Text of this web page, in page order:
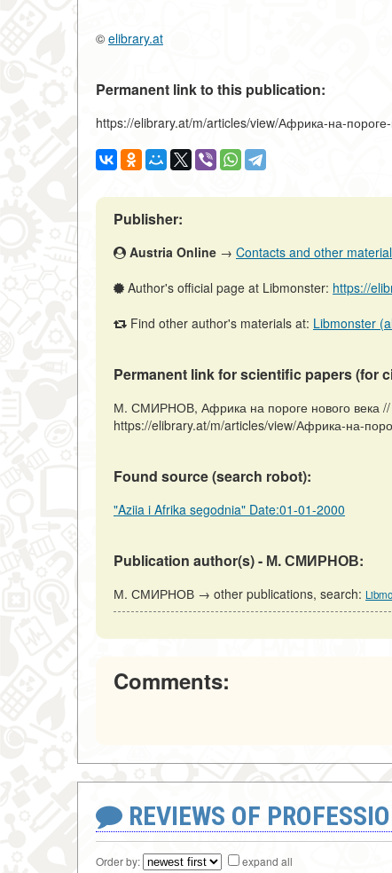
© elibrary.at
Permanent link to this publication:
https://elibrary.at/m/articles/view/Африка-на-пороге-
Publisher:
Austria Online → Contacts and other
Author's official page at Libmonster: https://
Find other author's materials at: Libmonster
Permanent link for scientific papers (for
М. СМИРНОВ, Африка на пороге нового века //
https://elibrary.at/m/articles/view/Африка-на-
Found source (search robot):
"Aziia i Afrika segodnia" Date:01-01-2000
Publication author(s) - М. СМИРНОВ:
М. СМИРНОВ → other publications, search:
Comments:
REVIEWS OF
Order by: expand all